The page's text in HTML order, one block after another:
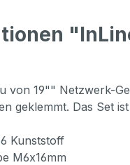
von 19"" Netzwerk-
geklemmt. Das Set
Kunststoff
M6x16mm